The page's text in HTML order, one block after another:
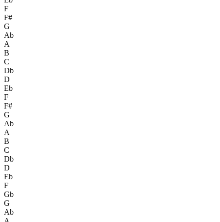
F
F#
G
Ab
A
B
C
Db
D
Eb
F
F#
G
Ab
A
B
C
Db
D
Eb
F
Gb
G
Ab